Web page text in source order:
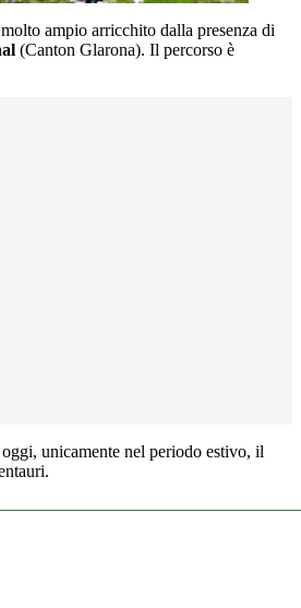
ampio arricchito dalla presenza di
(Canton Glarona). Il percorso è
unicamente nel periodo estivo, il